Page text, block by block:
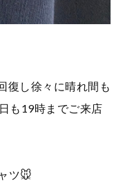
復し徐々に晴れ間も
も19時までご来店
ツ🐭